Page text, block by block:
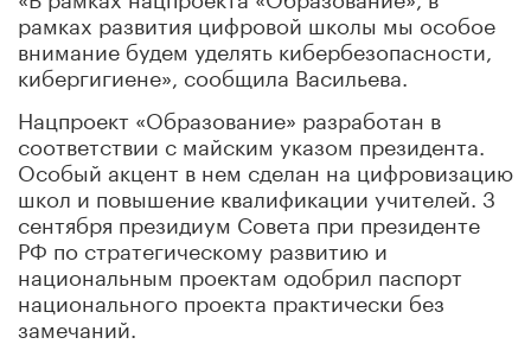
рамках развития цифровой школы мы особое
внимание будем уделять кибербезопасности,
кибергигиене», сообщила Васильева.
Нацпроект «Образование» разработан в
соответствии с майским указом президента.
Особый акцент в нем сделан на цифровизацию
школ и повышение квалификации учителей. 3
сентября президиум Совета при президенте
РФ по стратегическому развитию и
национальным проектам одобрил паспорт
национального проекта практически без
замечаний.